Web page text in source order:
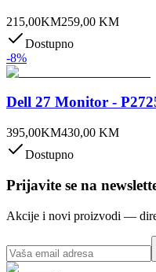
215,00KM259,00 KM
Dostupno
-8%
Dell 27 Monitor -
395,00KM430,00 KM
Dostupno
Prijavite se na
Akcije i novi proizvodi —